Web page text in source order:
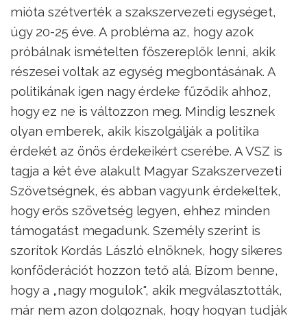
mióta szétverték a szakszervezeti egységet,
úgy 20-25 éve. A probléma az, hogy azok
próbálnak ismételten főszereplők lenni, akik
részesei voltak az egység megbontásának. A
politikának igen nagy érdeke fűződik ahhoz,
hogy ez ne is változzon meg. Mindig lesznek
olyan emberek, akik kiszolgálják a politika
érdekét az önös érdekeikért cserébe. A VSZ is
tagja a két éve alakult Magyar Szakszervezeti
Szövetségnek, és abban vagyunk érdekeltek,
hogy erős szövetség legyen, ehhez minden
támogatást megadunk. Személy szerint is
szorítok Kordás László elnöknek, hogy sikeres
konföderációt hozzon tető alá. Bízom benne,
hogy a „nagy mogulok", akik megválasztották,
már nem azon dolgoznak, hogy hogyan tudják